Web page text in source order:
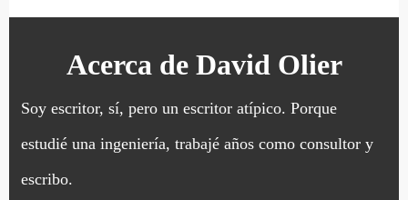
Acerca de David Olier
Soy escritor, sí, pero un escritor atípico. Porque
estudié una ingeniería, trabajé años como consultor y
escribo.